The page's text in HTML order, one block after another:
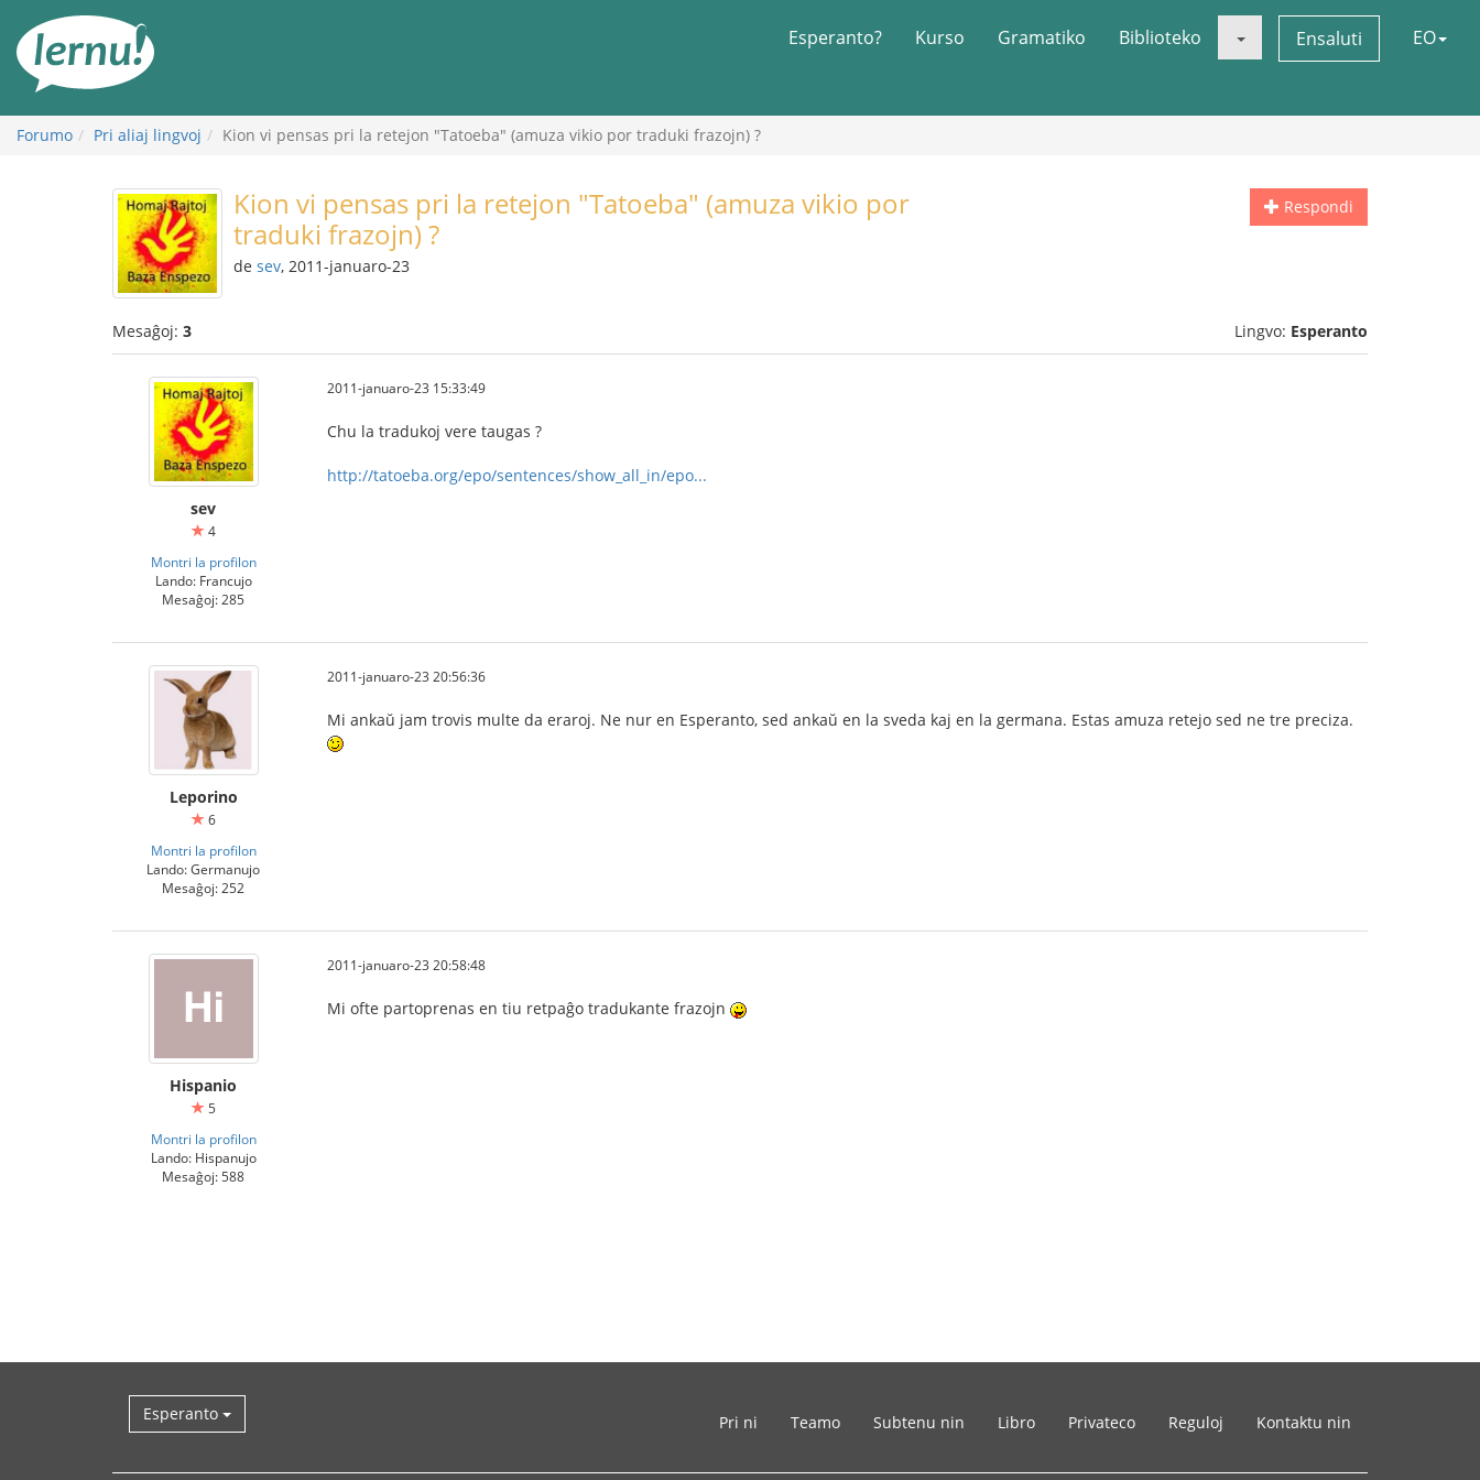
enhavo
Esperanto? Kurso Gramatiko Biblioteko Ensaluti EO
Forumo Pri aliaj lingvoj Kion vi pensas pri la retejon "Tatoeba" (amuza vikio por traduki frazojn) ?
Respondi
Kion vi pensas pri la retejon "Tatoeba" (amuza vikio por
traduki frazojn) ?
de sev, 2011-januaro-23
Mesaĝoj: 3 Lingvo: Esperanto
sev
4
Montri la profilon
Lando: Francujo
Mesaĝoj: 285
2011-januaro-23 15:33:49
Chu la tradukoj vere taugas ?
http://tatoeba.org/epo/sentences/show_all_in/epo...
Leporino
6
Montri la profilon
Lando: Germanujo
Mesaĝoj: 252
2011-januaro-23 20:56:36
Mi ankaŭ jam trovis multe da eraroj. Ne nur en Esperanto, sed ankaŭ en la sveda kaj en la germana. Estas amuza retejo sed ne tre preciza.
Hispanio
5
Montri la profilon
Lando: Hispanujo
Mesaĝoj: 588
2011-januaro-23 20:58:48
Mi ofte partoprenas en tiu retpaĝo tradukante frazojn
Esperanto Pri ni Teamo Subtenu nin Libro Privateco Reguloj Kontaktu nin